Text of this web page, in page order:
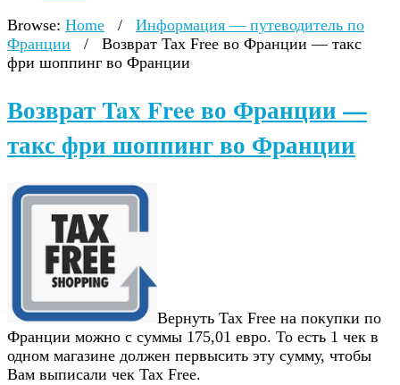
Browse: Home /
Информация — путеводитель по
Франции
/
Возврат Tax Free во Франции — такс
фри шоппинг во Франции
Возврат Tax Free во Франции —
такс фри шоппинг во Франции
Вернуть Tax Free на покупки по
Франции можно с суммы 175,01 евро. То есть 1 чек в
одном магазине должен первысить эту сумму, чтобы
Вам выписали чек Tax Free.